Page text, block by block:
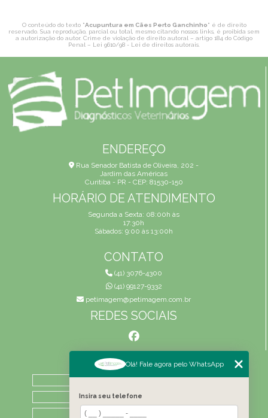
O conteúdo do texto "Acupuntura em Cães Perto Ganchinho" é de direito
reservado. Sua reprodução, parcial ou total, mesmo citando nossos links, é proibida sem
a autorização do autor. Crime de violação de direito autoral – artigo 184 do Código
Penal – Lei 9610/98 - Lei de direitos autorais
ENDEREÇO
Rua Senador Batista de Oliveira, 202 -
Jardim das Américas
Curitiba - PR - CEP: 81530-150
HORÁRIO DE ATENDIMENTO
Segunda a Sexta: 08:00h às
17:30h
Sábados: 9:00 às 13:00h
CONTATO
(41) 3076-4300
(41) 99127-9332
petimagem@petimagem.com.br
REDES SOCIAIS
MENU
HOME
QUEM SOMOS
ATIVIDADES
Olá! Fale agora pelo WhatsApp
Insira seu telefone